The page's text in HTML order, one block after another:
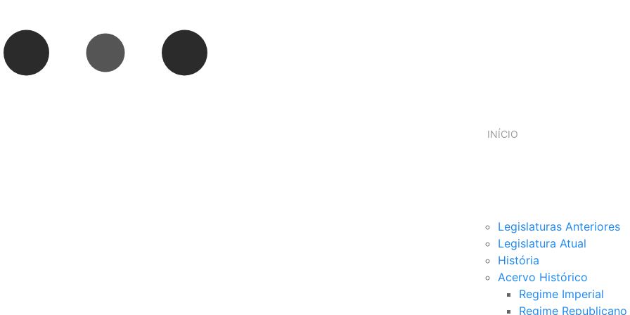
INÍCIO
Legislaturas Anteriores
Legislatura Atual
História
Acervo Histórico
Regime Imperial
Regime